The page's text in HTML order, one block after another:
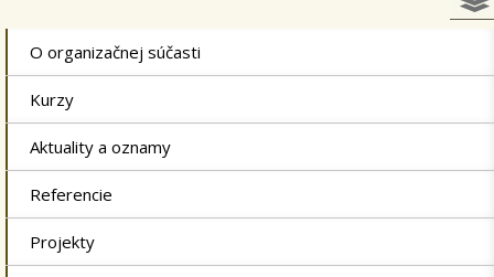
O organizačnej súčasti
Kurzy
Aktuality a oznamy
Referencie
Projekty